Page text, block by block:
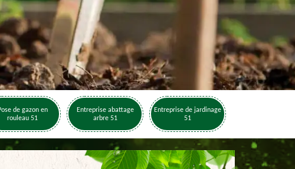
de gazon en
rouleau 51
Entreprise abattage
arbre 51
Entreprise de jardinage
51